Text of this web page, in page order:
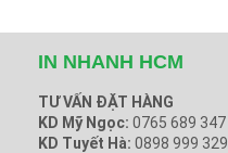
IN NHANH HCM
TƯ VẤN ĐẶT HÀNG
KD Mỹ Ngọc: 0765 689 347
KD Tuyết Hà: 0898 999 329